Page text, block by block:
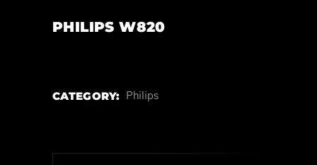
PHILIPS W820
CATEGORY: Philips